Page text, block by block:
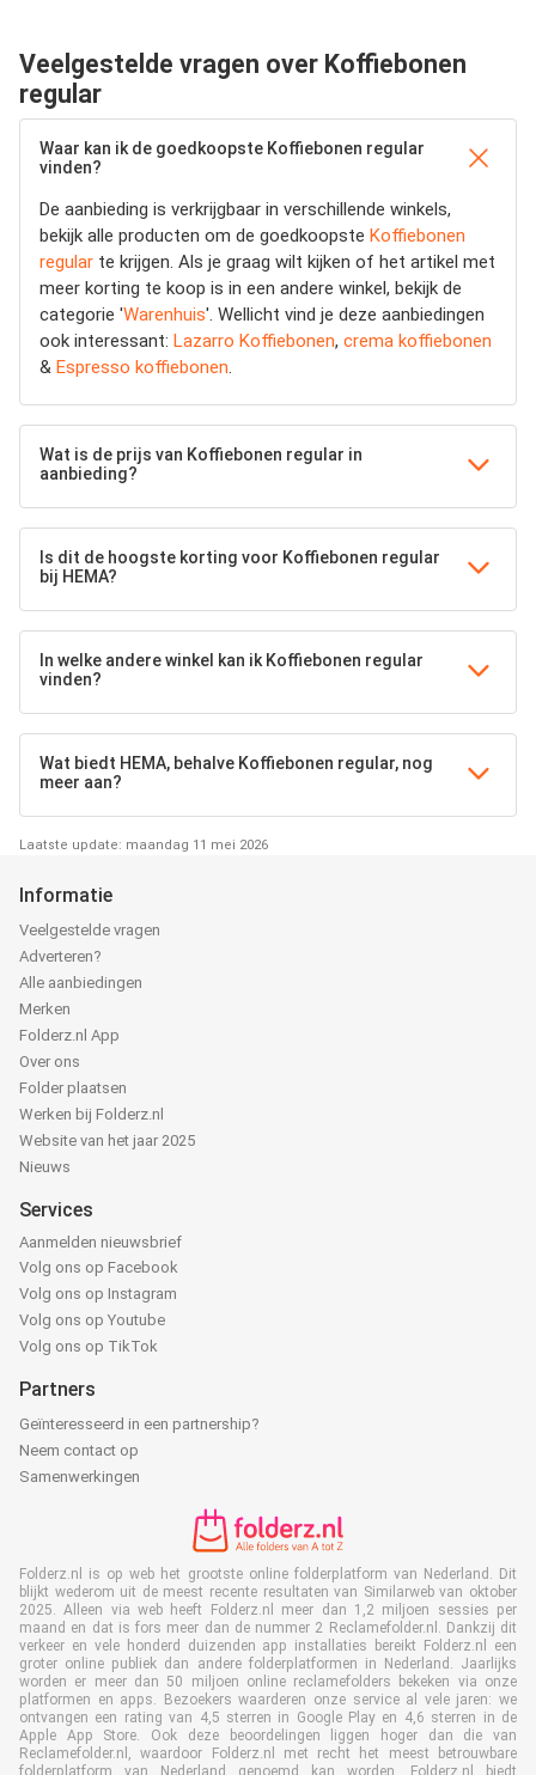
Veelgestelde vragen over Koffiebonen
regular
Waar kan ik de goedkoopste Koffiebonen regular
vinden?
De aanbieding is verkrijgbaar in verschillende winkels,
bekijk alle producten om de goedkoopste Koffiebonen
regular te krijgen. Als je graag wilt kijken of het artikel met
meer korting te koop is in een andere winkel, bekijk de
categorie 'Warenhuis'. Wellicht vind je deze aanbiedingen
ook interessant: Lazarro Koffiebonen, crema koffiebonen
& Espresso koffiebonen
Wat is de prijs van Koffiebonen regular in
aanbieding?
Is dit de hoogste korting voor Koffiebonen regular
bij HEMA?
In welke andere winkel kan ik Koffiebonen regular
vinden?
Wat biedt HEMA, behalve Koffiebonen regular, nog
meer aan?
Laatste update: maandag 11 mei 2026
Informatie
Veelgestelde vragen
Adverteren?
Alle aanbiedingen
Merken
Folderz.nl App
Over ons
Folder plaatsen
Werken bij Folderz.nl
Website van het jaar 2025
Nieuws
Services
Aanmelden nieuwsbrief
Volg ons op Facebook
Volg ons op Instagram
Volg ons op Youtube
Volg ons op TikTok
Partners
Geïnteresseerd in een partnership?
Neem contact op
Samenwerkingen
Folderz.nl is op web het grootste online folderplatform van Nederland. Dit
blijkt wederom uit de meest recente resultaten van Similarweb van oktober
2025. Alleen via web heeft Folderz.nl meer dan 1,2 miljoen sessies per
maand en dat is fors meer dan de nummer 2 Reclamefolder.nl. Dankzij dit
verkeer en vele honderd duizenden app installaties bereikt Folderz.nl een
groter online publiek dan andere folderplatformen in Nederland. Jaarlijks
worden er meer dan 50 miljoen online reclamefolders bekeken via onze
platformen en apps. Bezoekers waarderen onze service al vele jaren: we
ontvangen een rating van 4,5 sterren in Google Play en 4,6 sterren in de
Apple App Store. Ook deze beoordelingen liggen hoger dan die van
Reclamefolder.nl, waardoor Folderz.nl met recht het meest betrouwbare
folderplatform van Nederland genoemd kan worden. Folderz.nl biedt